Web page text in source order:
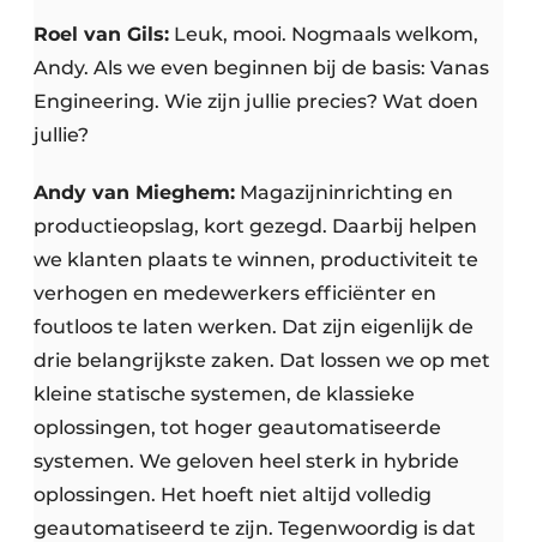
Roel van Gils: Leuk, mooi. Nogmaals welkom,
Andy. Als we even beginnen bij de basis: Vanas
Engineering. Wie zijn jullie precies? Wat doen
jullie?
Andy van Mieghem: Magazijninrichting en
productieopslag, kort gezegd. Daarbij helpen
we klanten plaats te winnen, productiviteit te
verhogen en medewerkers efficiënter en
foutloos te laten werken. Dat zijn eigenlijk de
drie belangrijkste zaken. Dat lossen we op met
kleine statische systemen, de klassieke
oplossingen, tot hoger geautomatiseerde
systemen. We geloven heel sterk in hybride
oplossingen. Het hoeft niet altijd volledig
geautomatiseerd te zijn. Tegenwoordig is dat